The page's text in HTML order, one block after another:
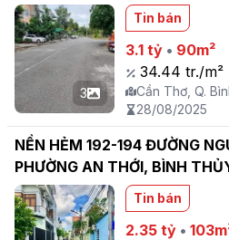
3
Tin bán
3.1 tỷ • 90m²
34.44 tr./m²
Cần Thơ, Q.
28/08/2025
NỀN HẺM 192-194 ĐƯỜNG
PHƯỜNG AN THỚI, BÌNH
Tin bán
2.35 tỷ •